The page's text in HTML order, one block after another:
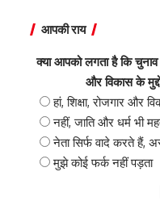
आपकी राय
क्या आपको लगता है कि चुनाव
और विकास के
हां, शिक्षा, रोजगार और
नहीं, जाति और धर्म भी
नेता सिर्फ वादे करते हैं,
मुझे कोई फर्क नहीं पड़ता